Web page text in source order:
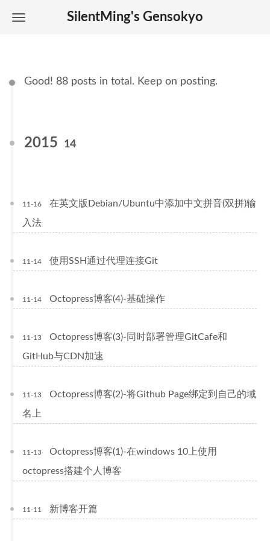
SilentMing's Gensokyo
Good! 88 posts in total. Keep on posting.
2015 14
11-16
在英文版Debian/Ubuntu中添加中文拼音(双拼)输
入法
11-14 使用SSH通过代理连接Git
11-14 Octopress博客(4)-基础操作
11-13
Octopress博客(3)-同时部署管理GitCafe和
GitHub与CDN加速
11-13
Octopress博客(2)-将Github Page绑定到自己的域
名上
11-13
Octopress博客(1)-在windows 10上使用
octopress搭建个人博客
11-11 新博客开篇